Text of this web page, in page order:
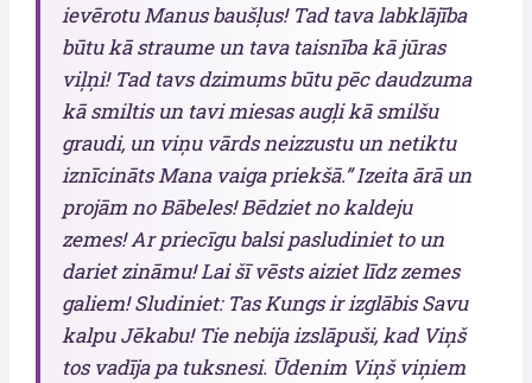
ievērotu Manus baušļus! Tad tava labklājība
būtu kā straume un tava taisnība kā jūras
viļņi! Tad tavs dzimums būtu pēc daudzuma
kā smiltis un tavi miesas augļi kā smilšu
graudi, un viņu vārds neizzustu un netiktu
iznīcināts Mana vaiga priekšā.” Izeita ārā un
projām no Bābeles! Bēdziet no kaldeju
zemes! Ar priecīgu balsi pasludiniet to un
dariet zināmu! Lai šī vēsts aiziet līdz zemes
galiem! Sludiniet: Tas Kungs ir izglābis Savu
kalpu Jēkabu! Tie nebija izslāpuši, kad Viņš
tos vadīja pa tuksnesi. Ūdenim Viņš viņiem